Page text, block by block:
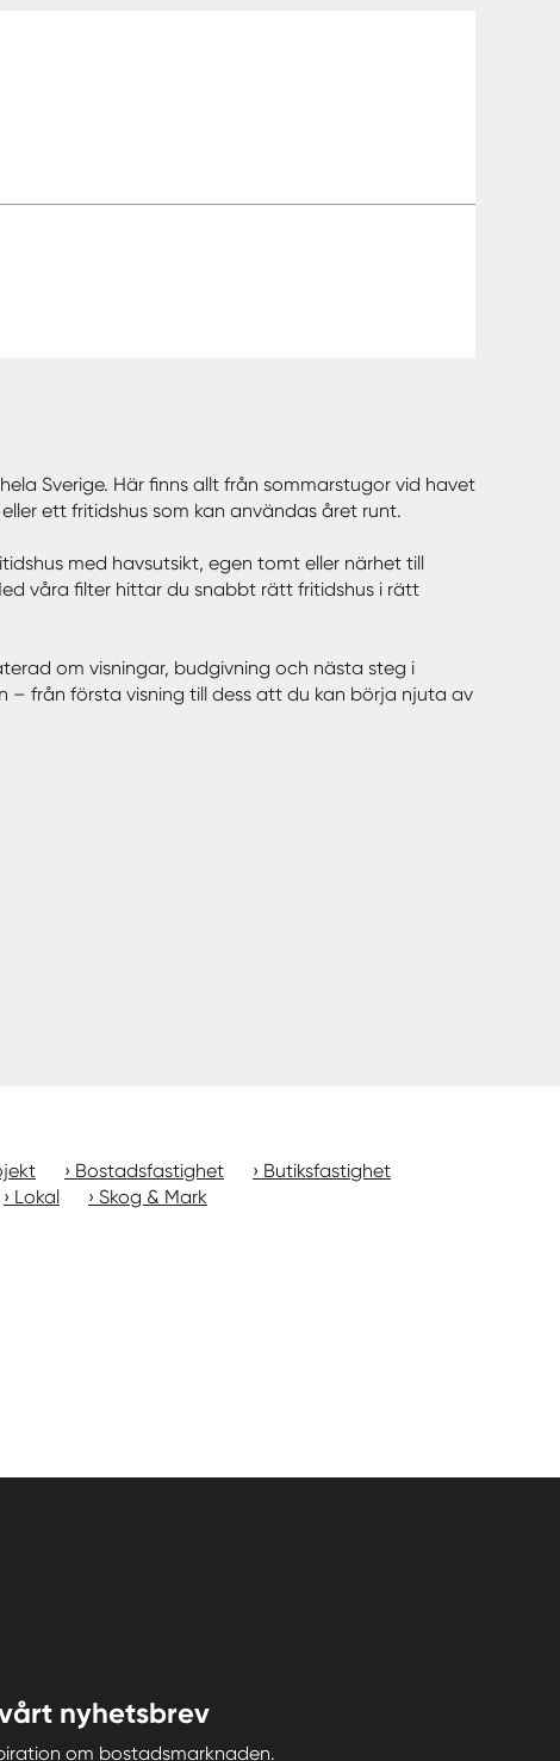
Sverige. Här finns allt från sommarstugor vid havet
ett fritidshus som kan användas året runt.
med havsutsikt, egen tomt eller närhet till
våra filter hittar du snabbt rätt fritidshus i rätt
om visningar, budgivning och nästa steg i
– från första visning till dess att du kan börja njuta av
Bostadsfastighet
Butiksfastighet
Lokal Skog & Mark
nyhetsbrev
om bostadsmarknaden.